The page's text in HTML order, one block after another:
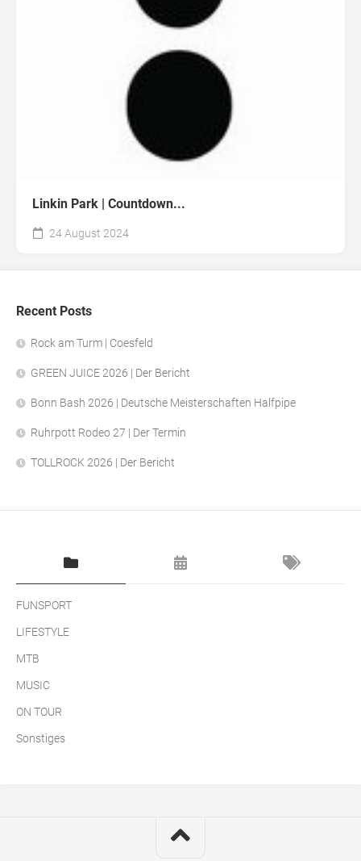
Linkin Park | Countdown...
24 August 2024
Recent Posts
Rock am Turm | Coesfeld
GREEN JUICE 2026 | Der Bericht
Bonn Bash 2026 | Deutsche Meisterschaften Halfpipe
Ruhrpott Rodeo 27 | Der Termin
TOLLROCK 2026 | Der Bericht
FUNSPORT
LIFESTYLE
MTB
MUSIC
ON TOUR
Sonstiges